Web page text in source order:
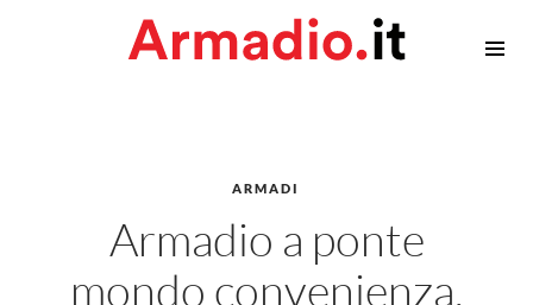
Cabina armadio
Accessori Armadi
ARMADI
Armadio a ponte
mondo convenienza,